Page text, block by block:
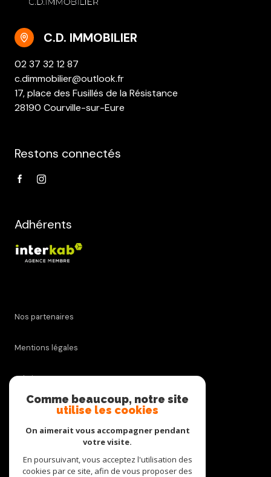
C.D. IMMOBILIER
02 37 32 12 87
c.dimmobilier@outlook.fr
17, place des Fusillés de la Résistance
28190 Courville-sur-Eure
Restons connectés
Adhérents
Nos partenaires
Mentions légales
Admin
Nos honoraires
Cookies
Comme beaucoup, notre site
utilise les cookies
On aimerait vous accompagner pendant
votre visite.
En poursuivant, vous acceptez l'utilisation des
cookies par ce site, afin de vous proposer des